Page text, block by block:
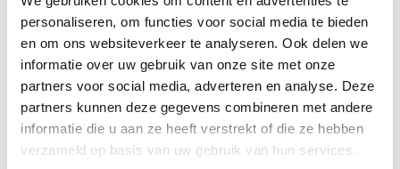
personaliseren, om functies voor social media te bieden
en om ons websiteverkeer te analyseren. Ook delen we
informatie over uw gebruik van onze site met onze
partners voor social media, adverteren en analyse. Deze
partners kunnen deze gegevens combineren met andere
informatie die u aan ze heeft verstrekt of die ze hebben
verzameld op basis van uw gebruik van hun services.
Eenopdekdeuris door de opdekranden alleen aan de onderzijde
10 mm in te korten. De garantie van 12 jaar blijft van kracht
binnen deze aangegeven marges.
Maatwerk is mogelijk als de gewenste afmeting meer afwijkt dan
de aangegeven marges of als je kiest voor het gemak van deuren
op maat. De prijs en keuze voor maatwerk zijn zichtbaar onder de
beschikbare afmetingen. De levertijd voor maatwerkdeuren is 29
werkdagen.